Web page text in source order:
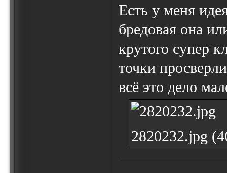
Есть у меня
бредовая она
крутого супер
точки
всё это дело
2820232.jpg